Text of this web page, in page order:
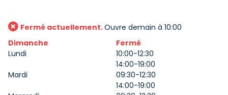
Fermé actuellement.Ouvre demain à 10:00
Dimanche
Fermé
Lundi
10:00-12:30
14:00-19:00
Mardi
09:30-12:30
14:00-19:00